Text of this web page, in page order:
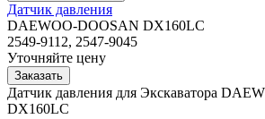
Датчик давления
DAEWOO-DOOSAN DX160LC
2549-9112, 2547-9045
Уточняйте цену
Датчик давления для Экскаватора
DX160LC